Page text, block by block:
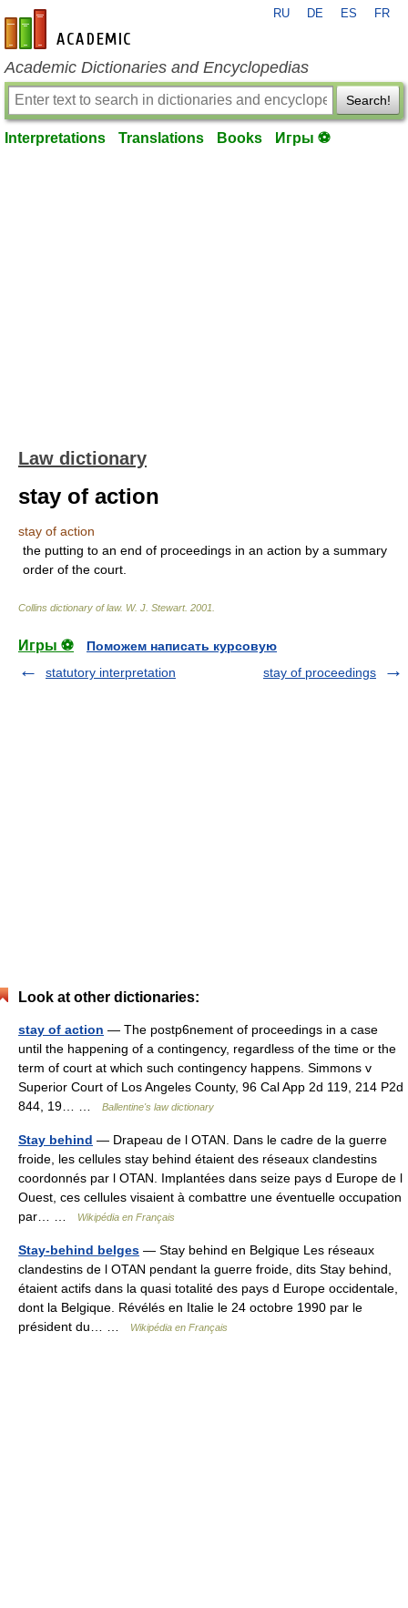
en-academic.com
RU DE ES FR
Academic Dictionaries and Encyclopedias
Search!
Interpretations Translations Books Игры ⚽
Law dictionary
stay of action
stay of action
the putting to an end of proceedings in an action by a summary
order of the court.
Collins dictionary of law. W. J. Stewart. 2001
Игры ⚽
Поможем написать курсовую
statutory interpretation
stay of proceedings
Look at other dictionaries:
stay of action — The postp6nement of proceedings in a case
until the happening of a contingency, regardless of the time or the
term of court at which such contingency happens. Simmons v
Superior Court of Los Angeles County, 96 Cal App 2d 119, 214 P2d
844, 19… …
Ballentine's law dictionary
Stay behind — Drapeau de l OTAN. Dans le cadre de la guerre
froide, les cellules stay behind étaient des réseaux clandestins
coordonnés par l OTAN. Implantées dans seize pays d Europe de l
Ouest, ces cellules visaient à combattre une éventuelle occupation
par… …
Wikipédia en Français
Stay-behind belges — Stay behind en Belgique Les réseaux
clandestins de l OTAN pendant la guerre froide, dits Stay behind,
étaient actifs dans la quasi totalité des pays d Europe occidentale,
dont la Belgique. Révélés en Italie le 24 octobre 1990 par le
président du… …
Wikipédia en Français